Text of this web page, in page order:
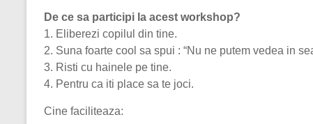
De ce sa participi la acest workshop?
1. Eliberezi copilul din tine.
2. Suna foarte cool sa spui : “Nu ne putem vedea in
3. Risti cu hainele pe tine.
4. Pentru ca iti place sa te joci.
Cine faciliteaza: